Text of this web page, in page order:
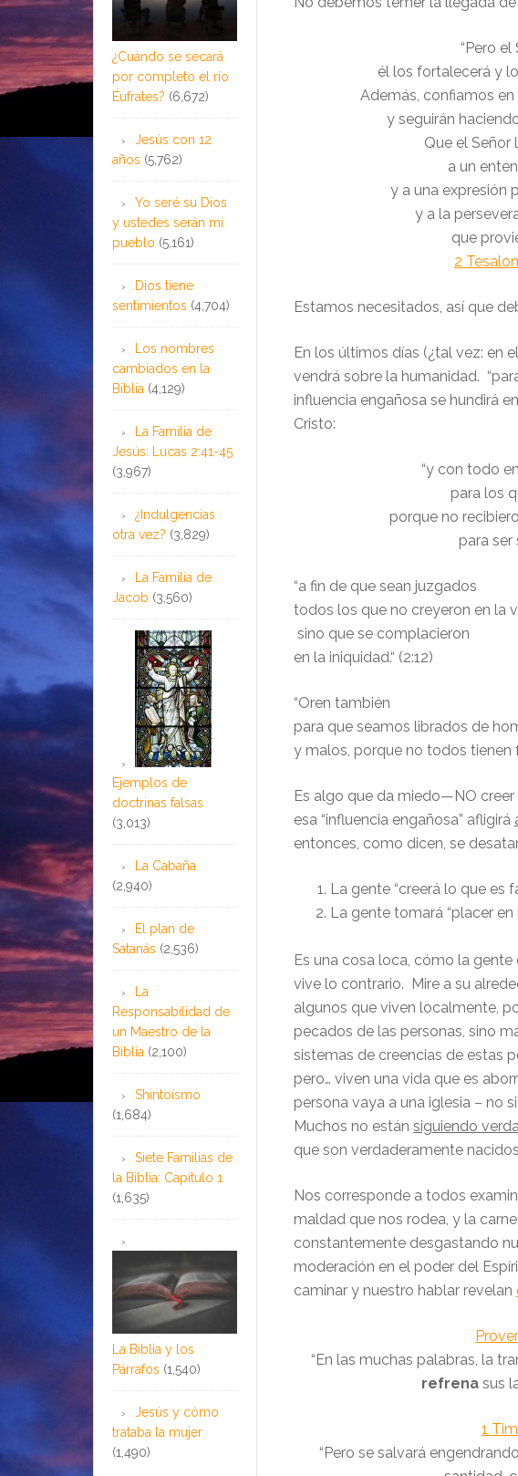
“Pero el
él los fortalecerá y
Además, confiamos
y seguirán
Que el Señor
a un
y a una expresión
y a la
que
2
Estamos necesitados, así que
En los últimos días (¿tal vez: en
vendrá sobre la humanidad.
influencia engañosa se hundirá
Cristo:
“y con todo
para los
porque no
para ser
“a fin de que sean juzgados
todos los que no creyeron en la
sino que se complacieron
en la iniquidad.“ (2:12)
“Oren también
para que seamos librados de
y malos, porque no todos tienen
Es algo que da miedo—NO
esa “influencia engañosa” afligirá
entonces, como dicen, se
La gente “creerá lo que es
La gente tomará “placer en
Es una cosa loca, cómo la gente
vive lo contrario. Mire a su
algunos que viven localmente,
pecados de las personas, sino
sistemas de creencias de estas
pero… viven una vida que es
persona vaya a una iglesia – no
Muchos no están siguiendo
que son verdaderamente
Nos corresponde a todos
maldad que nos rodea, y la
constantemente desgastando
moderación en el poder del
caminar y nuestro hablar revelan
“En las muchas palabras, la
refrena sus
1
“Pero se salvará
¿Cuándo se secará
por completo el río
Éufrates? (6,672)
Jesús con 12
años (5,762)
Yo seré su Dios
y ustedes serán mi
pueblo (5,161)
Dios tiene
sentimientos (4,704)
Los nombres
cambiados en la
Biblia (4,129)
La Familia de
Jesús: Lucas 2:41-45
(3,967)
¿Indulgencias
otra vez? (3,829)
La Familia de
Jacob (3,560)
Ejemplos de
doctrinas falsas
(3,013)
La Cabaña
(2,940)
El plan de
Satanás (2,536)
La
Responsabilidad de
un Maestro de la
Biblia (2,100)
Shintoísmo
(1,684)
Siete Familias de
la Biblia: Capítulo 1
(1,635)
La Biblia y los
Párrafos (1,540)
Jesús y cómo
trataba la mujer
(1,490)